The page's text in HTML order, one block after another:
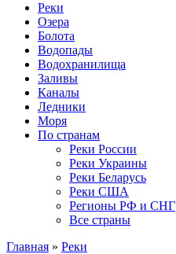
Реки
Озера
Болота
Водопады
Водохранилища
Заливы
Каналы
Ледники
Моря
По странам
Реки России
Реки Украины
Реки Беларусь
Реки США
Регионы РФ и СНГ
Все страны
Главная » Реки